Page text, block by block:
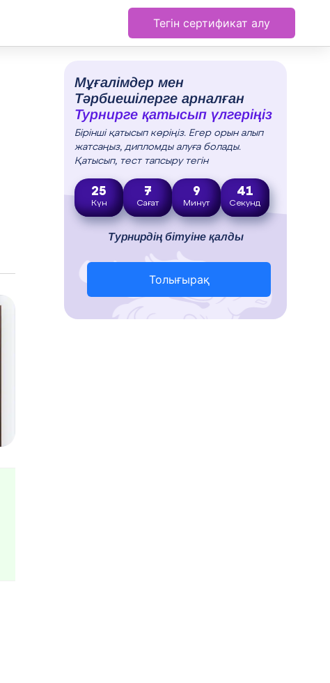
Тегін сертификат алу
Мұғалімдер мен
Тәрбиешілерге арналған
Турнирге қатысып үлгеріңіз
Бірінші қатысып көріңіз. Егер орын алып
жатсаңыз, дипломды алуға болады.
Қатысып, тест тапсыру тегін
25
Күн
7
Сағат
9
Минут
40
Секунд
Турнирдің бітуіне қалды
Толығырақ